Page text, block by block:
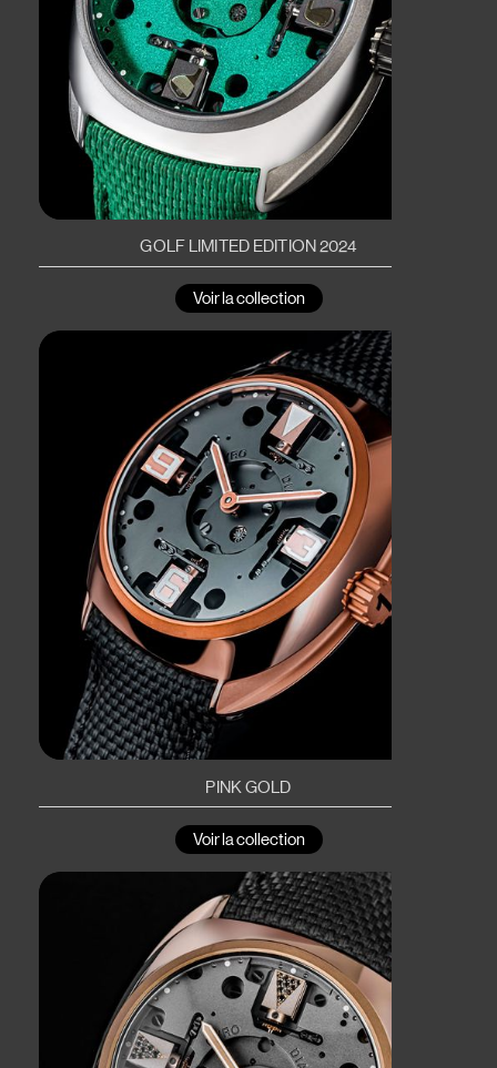
GOLF LIMITED EDITION 2024
Voir la collection
PINK GOLD
Voir la collection